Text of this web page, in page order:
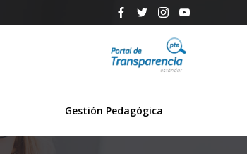
Gestión Pedagógica